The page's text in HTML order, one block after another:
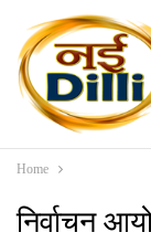
Home
निर्वाचन